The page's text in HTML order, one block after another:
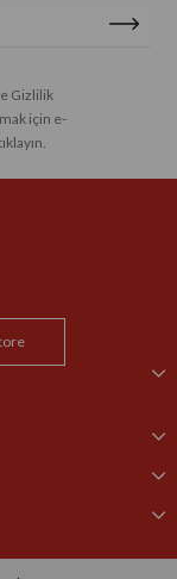
Gizlilik
için e-